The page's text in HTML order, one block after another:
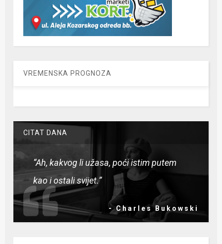
VREMENSKA PROGNOZA
CITAT DANA
“Ah, kakvog li užasa, poći istim putem
kao i ostali svijet.”
- Charles Bukowski